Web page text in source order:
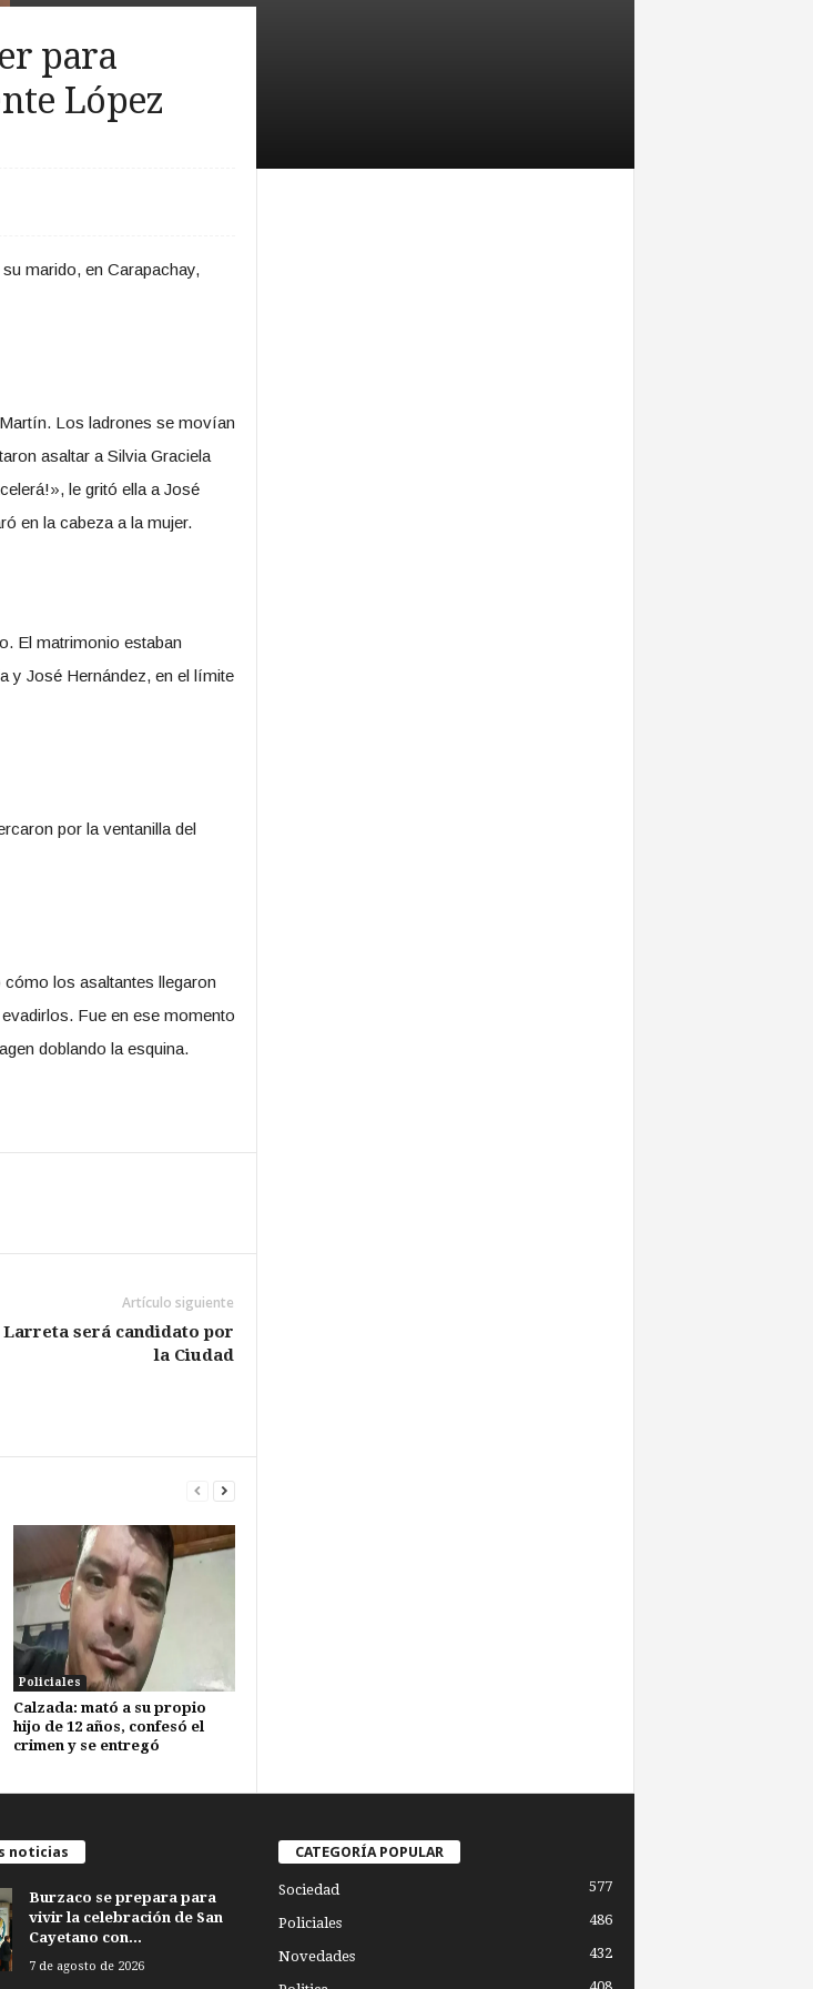
para
López
marido, en Carapachay,
Los ladrones se movían
asaltar a Silvia Graciela
le gritó ella a José
en la cabeza a la mujer.
El matrimonio estaban
y José Hernández, en el límite
por la ventanilla del
los asaltantes llegaron
Fue en ese momento
doblando la esquina.
Artículo siguiente
será candidato por
la Ciudad
Policiales
Calzada: mató a su propio
hijo de 12 años, confesó el
crimen y se entregó
noticias
Burzaco se prepara para
vivir la celebración de San
Cayetano con...
7 de agosto de 2026
CATEGORÍA POPULAR
Sociedad 577
Policiales 486
Novedades 432